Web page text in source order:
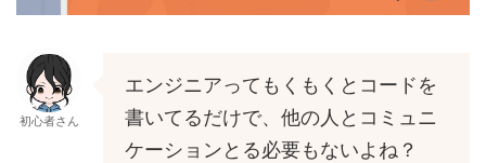
初心者さん
エンジニアってもくもくとコードを
書いてるだけで、他の人とコミュニ
ケーションとる必要もないよね？